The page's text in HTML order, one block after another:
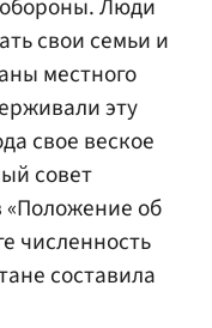
Люди
свои семьи и
местного
эту
свое веское
совет
«Положение об
численность
составила